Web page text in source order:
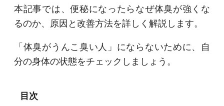
本記事では、便秘になったらなぜ体臭が強くな
るのか、原因と改善方法を詳しく解説します。
「体臭がうんこ臭い人」にならないために、自
分の身体の状態をチェックしましょう。
目次